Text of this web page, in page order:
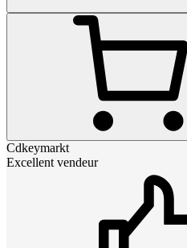
Cdkeymarkt
Excellent vendeur